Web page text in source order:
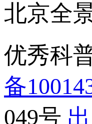
北京全
优秀科
备
049号